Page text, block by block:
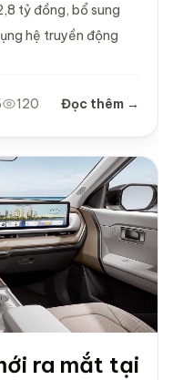
tỷ đồng, bổ sung
hệ truyền động
120 Đọc thêm →
ra mắt tại